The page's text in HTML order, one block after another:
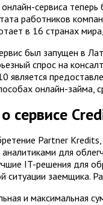
сервиса
работников
в 16 странах
был запущен в
спрос на
является
онлайн-займа,
сервисе
Partner
для
IT-решения для
ситуации заемщика.
и максимальная